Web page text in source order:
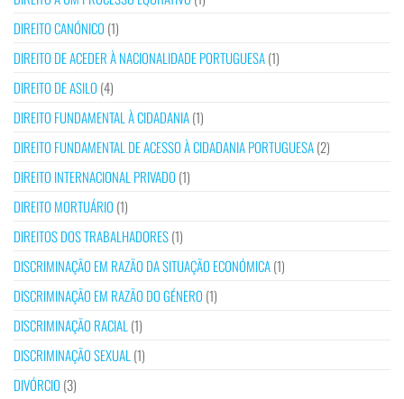
DIREITO CANÓNICO (1)
DIREITO DE ACEDER À NACIONALIDADE PORTUGUESA(1)
DIREITO DE ASILO (4)
DIREITO FUNDAMENTAL À CIDADANIA(1)
DIREITO FUNDAMENTAL DE ACESSO À CIDADANIA PORTUGUESA(2)
DIREITO INTERNACIONAL PRIVADO (1)
DIREITO MORTUÁRIO (1)
DIREITOS DOS TRABALHADORES(1)
DISCRIMINAÇÃO EM RAZÃO DA SITUAÇÃO ECONÓMICA(1)
DISCRIMINAÇÃO EM RAZÃO DO GÉNERO (1)
DISCRIMINAÇÃO RACIAL (1)
DISCRIMINAÇÃO SEXUAL (1)
DIVÓRCIO (3)